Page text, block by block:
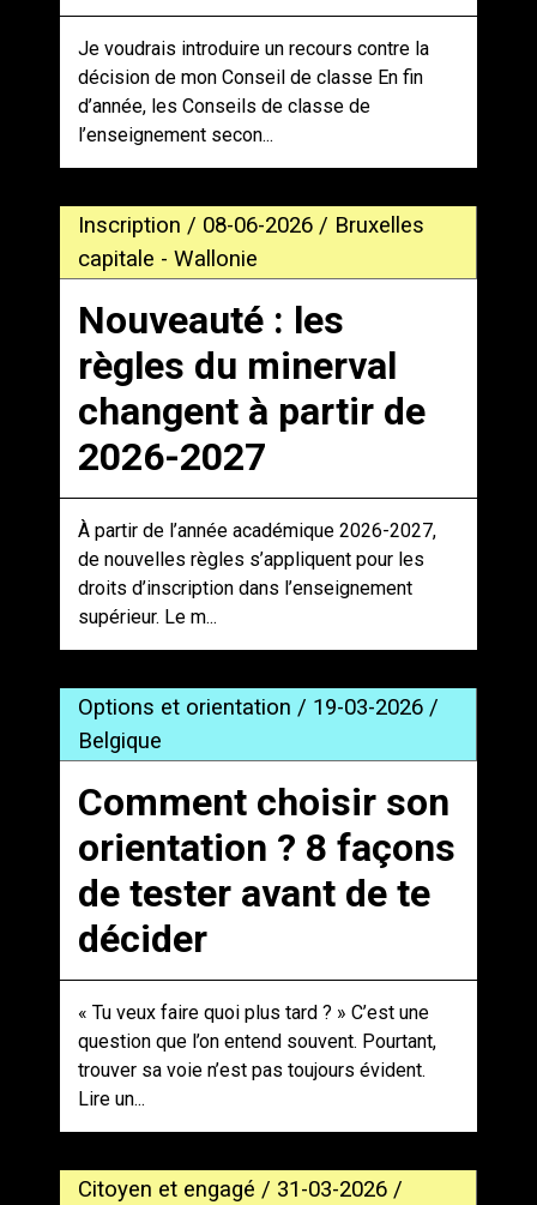
Je voudrais introduire un recours contre la
décision de mon Conseil de classe En fin
d’année, les Conseils de classe de
l’enseignement secon...
Inscription / 08-06-2026 / Bruxelles
capitale - Wallonie
Nouveauté : les
règles du minerval
changent à partir de
2026-2027
À partir de l’année académique 2026-2027,
de nouvelles règles s’appliquent pour les
droits d’inscription dans l’enseignement
supérieur. Le m...
Options et orientation / 19-03-2026 /
Belgique
Comment choisir son
orientation ? 8 façons
de tester avant de te
décider
« Tu veux faire quoi plus tard ? » C’est une
question que l’on entend souvent. Pourtant,
trouver sa voie n’est pas toujours évident.
Lire un...
Citoyen et engagé / 31-03-2026 /